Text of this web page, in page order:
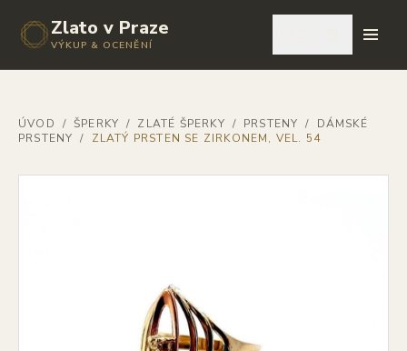
Zlato v Praze
VÝKUP & OCENĚNÍ
ÚVOD / ŠPERKY / ZLATÉ ŠPERKY / PRSTENY /
DÁMSKÉ
PRSTENY / ZLATÝ PRSTEN SE ZIRKONEM, VEL. 54